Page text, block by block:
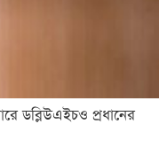
ডব্লিউএইচও প্রধানের